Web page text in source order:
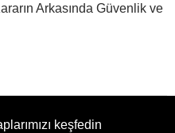
Arkasında Güvenlik ve
keşfedin